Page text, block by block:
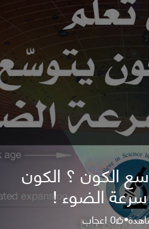
الكون ؟ الكون
الضوء !
•
0اعجاب